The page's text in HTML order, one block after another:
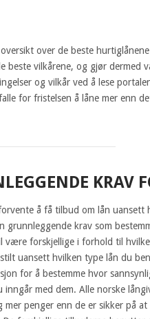
over de beste
beste vilkårene, og gjør dermed
og vilkår ved å lese
for fristelsen å låne mer enn
KRAV
å få tilbud om lån uansett
grunnleggende krav som
være forskjellige i forhold til
uansett hvilken type lån du
for å bestemme hvor
inngår med dem. Alle norske
mer penger enn de er sikker på